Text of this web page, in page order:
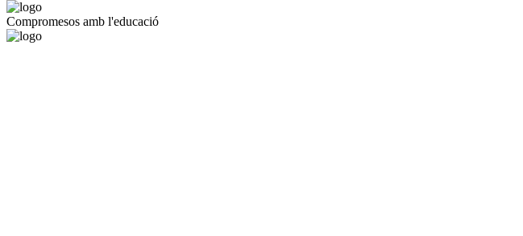
Compromesos amb l'educació